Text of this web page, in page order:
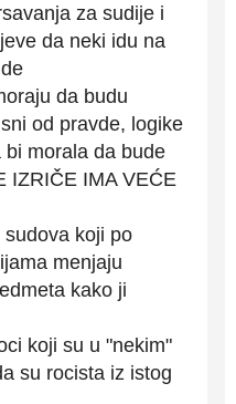
za sudije i
da neki idu na
da budu
od pravde, logike
morala da bude
IZRIČE IMA VEĆE
koji po
menjaju
kako ji
koji su u "nekim"
su rocista iz istog